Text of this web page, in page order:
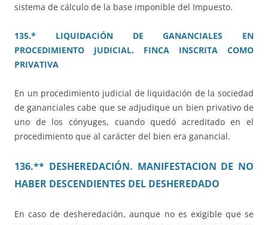
sistema de cálculo de la base imponible del Impuesto.
135.* LIQUIDACIÓN DE GANANCIALES EN
PROCEDIMIENTO JUDICIAL. FINCA INSCRITA COMO
PRIVATIVA
En un procedimiento judicial de liquidación de la sociedad
de gananciales cabe que se adjudique un bien privativo de
uno de los cónyuges, cuando quedó acreditado en el
procedimiento que al carácter del bien era ganancial.
136.** DESHEREDACIÓN. MANIFESTACION DE NO
HABER DESCENDIENTES DEL DESHEREDADO
En caso de desheredación, aunque no es exigible que se